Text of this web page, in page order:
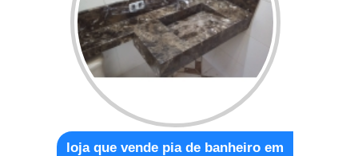
loja que vende pia de banheiro em